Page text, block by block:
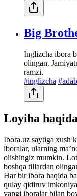
Big
Inglizcha ibora
olingan.
ramzi.
#inglizcha
Loyiha haqida
Ibora.uz saytiga xush
iboralar, ularning
olishingiz mumkin.
boshqa tillardan
Har bir ibora haqida
qulay qidiruv
yangi iboralar bilan